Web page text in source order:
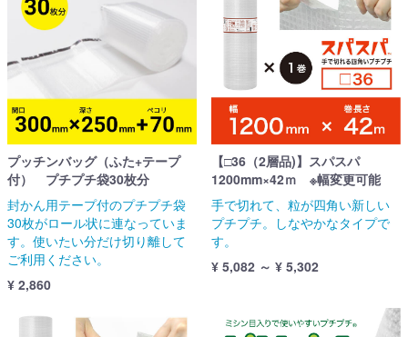
プッチンバッグ（ふた+テープ
付） プチプチ袋30枚分
封かん用テープ付のプチプチ袋
30枚がロール状に連なっていま
す。使いたい分だけ切り離して
ご利用ください。
¥ 2,860
【□36（2層品)】スパスパ
1200mm×42ｍ ※幅変更可能
手で切れて、粒が四角い新しい
プチプチ。しなやかなタイプで
す。
¥ 5,082 ～ ¥ 5,302